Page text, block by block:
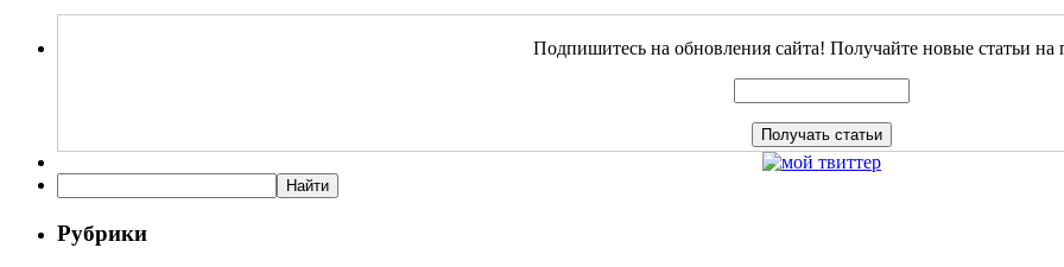
Подпишитесь на обновления сайта! Получайте новые статьи на
Рубрики